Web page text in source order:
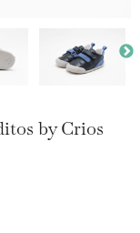
by Crios